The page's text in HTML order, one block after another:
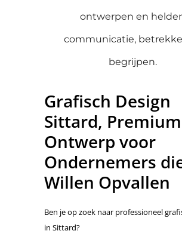
ontwerpen en
communicatie,
begrijpen.
Grafisch Design
Sittard, Premium
Ontwerp voor
Ondernemers
Willen Opvallen
Ben je op zoek naar professioneel
in Sittard?